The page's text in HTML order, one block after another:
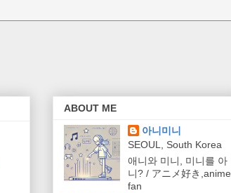
ABOUT ME
아니미니
SEOUL, South Korea
애니와 미니, 미니를 아
니? / アニメ好き,anime
fan